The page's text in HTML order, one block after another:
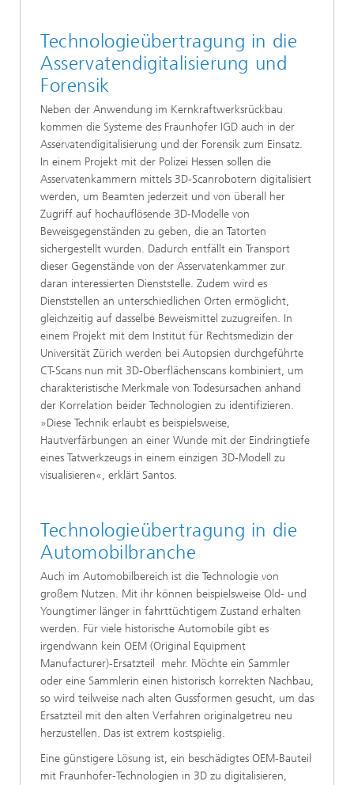
Technologieübertragung in die
Asservatendigitalisierung und
Forensik
Neben der Anwendung im Kernkraftwerksrückbau
kommen die Systeme des Fraunhofer IGD auch in der
Asservatendigitalisierung und der Forensik zum Einsatz.
In einem Projekt mit der Polizei Hessen sollen die
Asservatenkammern mittels 3D-Scanrobotern digitalisiert
werden, um Beamten jederzeit und von überall her
Zugriff auf hochauflösende 3D-Modelle von
Beweisgegenständen zu geben, die an Tatorten
sichergestellt wurden. Dadurch entfällt ein Transport
dieser Gegenstände von der Asservatenkammer zur
daran interessierten Dienststelle. Zudem wird es
Dienststellen an unterschiedlichen Orten ermöglicht,
gleichzeitig auf dasselbe Beweismittel zuzugreifen. In
einem Projekt mit dem Institut für Rechtsmedizin der
Universität Zürich werden bei Autopsien durchgeführte
CT-Scans nun mit 3D-Oberflächenscans kombiniert, um
charakteristische Merkmale von Todesursachen anhand
der Korrelation beider Technologien zu identifizieren.
»Diese Technik erlaubt es beispielsweise,
Hautverfärbungen an einer Wunde mit der Eindringtiefe
eines Tatwerkzeugs in einem einzigen 3D-Modell zu
visualisieren«, erklärt Santos.
Technologieübertragung in die
Automobilbranche
Auch im Automobilbereich ist die Technologie von
großem Nutzen. Mit ihr können beispielsweise Old- und
Youngtimer länger in fahrttüchtigem Zustand erhalten
werden. Für viele historische Automobile gibt es
irgendwann kein OEM (Original Equipment
Manufacturer)-Ersatzteil mehr. Möchte ein Sammler
oder eine Sammlerin einen historisch korrekten Nachbau,
so wird teilweise nach alten Gussformen gesucht, um das
Ersatzteil mit den alten Verfahren originalgetreu neu
herzustellen. Das ist extrem kostspielig.
Eine günstigere Lösung ist, ein beschädigtes OEM-Bauteil
mit Fraunhofer-Technologien in 3D zu digitalisieren,